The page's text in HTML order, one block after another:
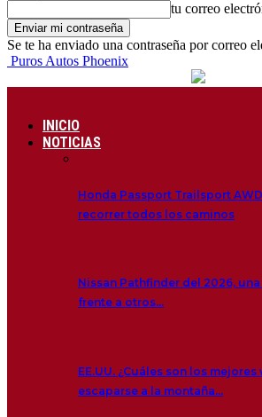
tu correo
Se te ha enviado una contraseña por correo
Puros Autos Phoenix
INICIO
NOTICIAS
Honda Passport Trailsport
recorrer todos los caminos
Nissan Pathfinder del 2026,
frente a otros…
EE.UU. ¿Cuáles son los
escaparse a la montaña…